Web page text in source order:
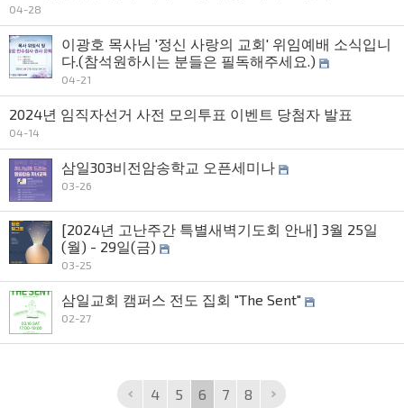
04-28
이광호 목사님 '정신 사랑의 교회' 위임예배 소식입니
다.(참석원하시는 분들은 필독해주세요.)
04-21
2024년 임직자선거 사전 모의투표 이벤트 당첨자 발표
04-14
삼일303비전암송학교 오픈세미나
03-26
[2024년 고난주간 특별새벽기도회 안내] 3월 25일
(월) - 29일(금)
03-25
삼일교회 캠퍼스 전도 집회 "The Sent"
02-27
4 5 6 7 8